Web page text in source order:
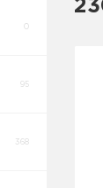
95
368